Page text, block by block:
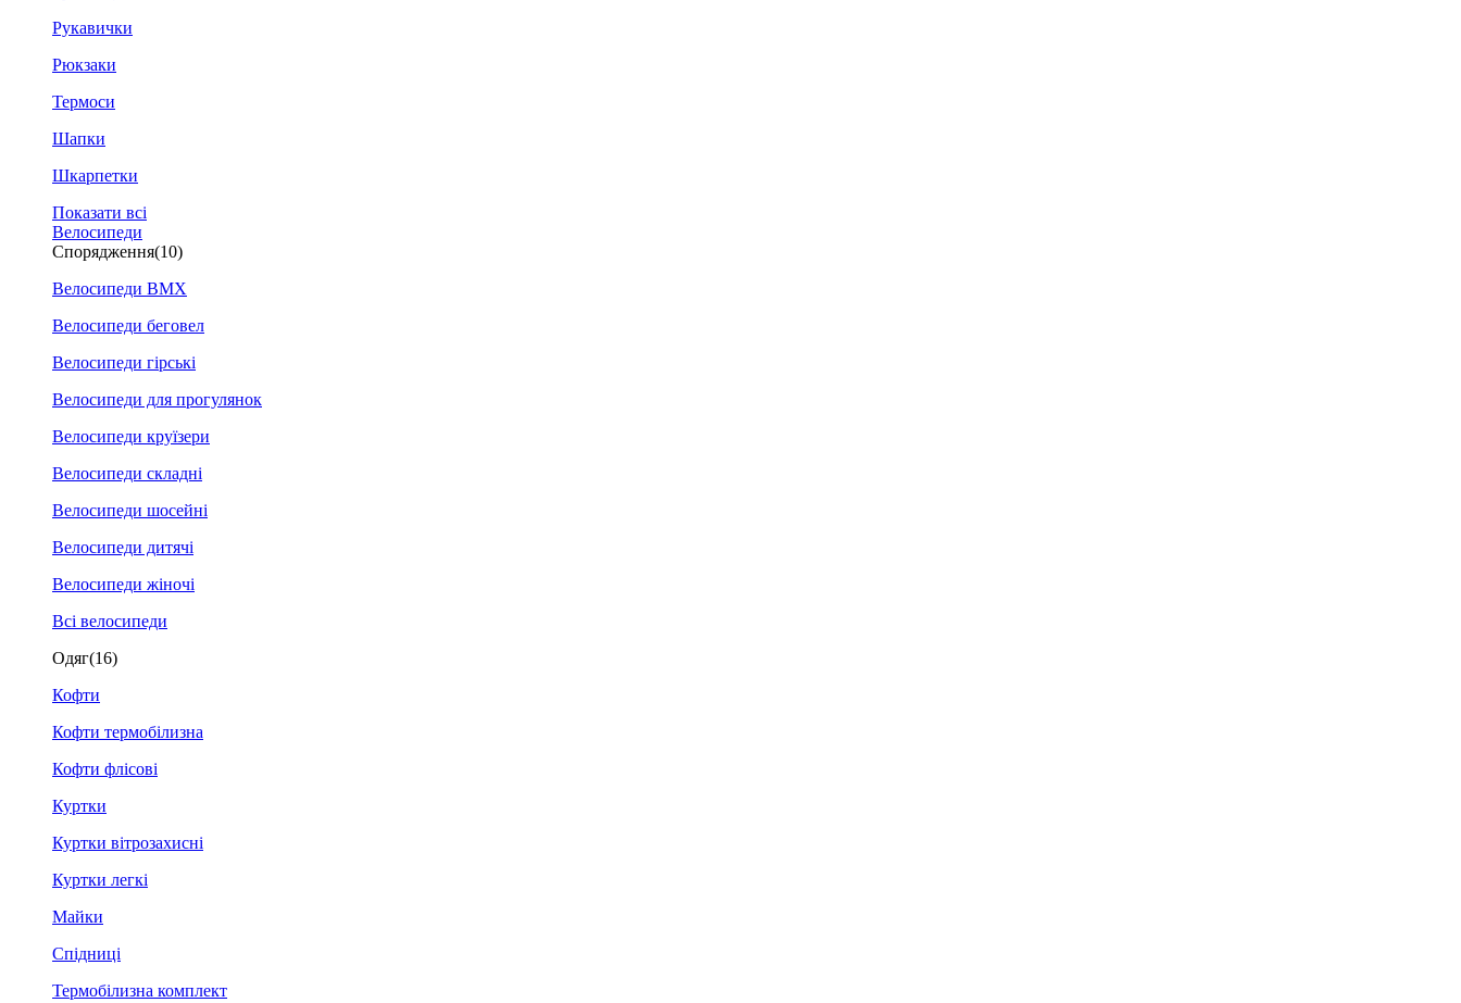
Рукавички
Рюкзаки
Термоси
Шапки
Шкарпетки
Показати всі
Велосипеди
Спорядження(10)
Велосипеди BMX
Велосипеди беговел
Велосипеди гірські
Велосипеди для прогулянок
Велосипеди круїзери
Велосипеди складні
Велосипеди шосейні
Велосипеди дитячі
Велосипеди жіночі
Всі велосипеди
Одяг(16)
Кофти
Кофти термобілизна
Кофти флісові
Куртки
Куртки вітрозахисні
Куртки легкі
Майки
Спідниці
Термобілизна комплект